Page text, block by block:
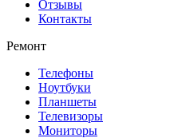
Отзывы
Контакты
Ремонт
Телефоны
Ноутбуки
Планшеты
Телевизоры
Мониторы